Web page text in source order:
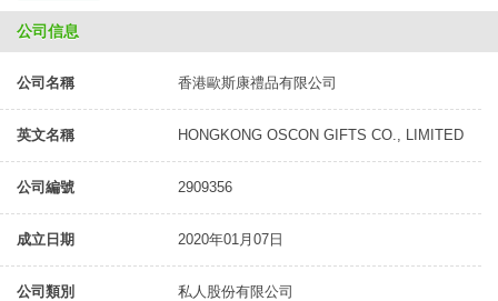
公司信息
公司名稱 香港歐斯康禮品有限公司
英文名稱 HONGKONG OSCON GIFTS CO., LIMITED
公司編號 2909356
成立日期 2020年01月07日
公司類別 私人股份有限公司